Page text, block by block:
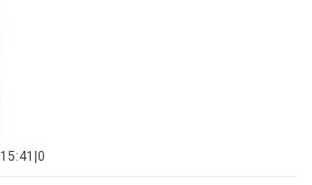
15:41 0